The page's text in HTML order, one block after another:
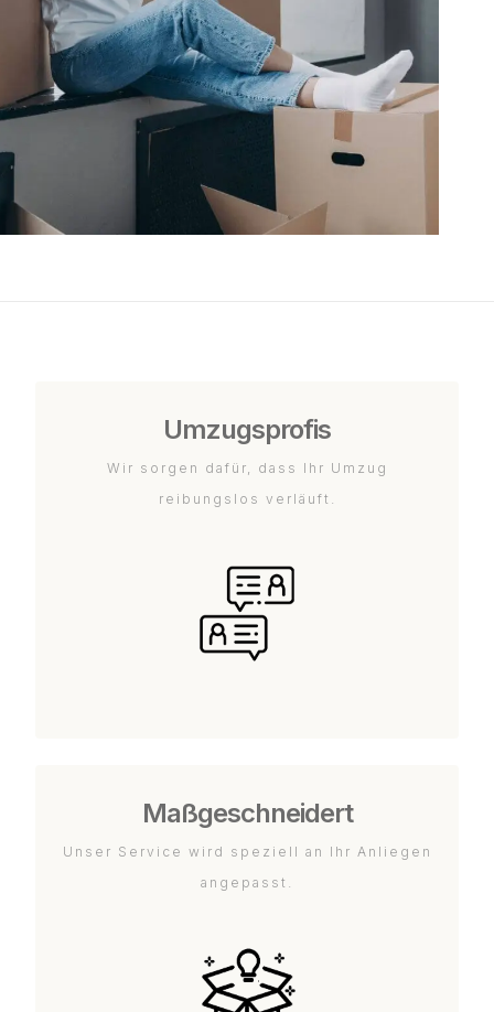
Umzugsprofis
Wir sorgen dafür, dass Ihr Umzug
reibungslos verläuft.
Maßgeschneidert
Unser Service wird speziell an Ihr Anliegen
angepasst.